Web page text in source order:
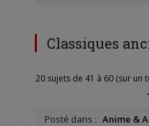
Classiques
20 sujets de 41 à 60 (sur un
Posté dans : Anime &